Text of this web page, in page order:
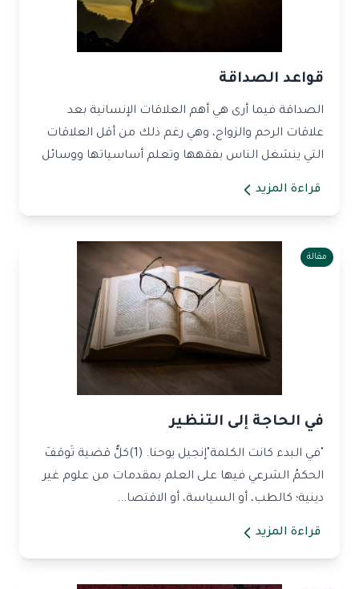
قواعد الصداقة
الصداقة فيما أرى هي أهم العلاقات الإنسانية بعد
علاقات الرحم والزواج، وهي رغم ذلك من أقل العلاقات
التي ينشغل الناس بفقهها وتعلم أساسياتها ووسائل
قراءة المزيد
مقالة
في الحاجة إلى التنظير
"في البدء كانت الكلمة"إنجيل يوحنا. (1)كلُّ قضية تَوقفَ
الحكمُ الشرعي فيها على العلم بمقدمات من علوم غير
دينية؛ كالطب، أو السياسة، أو الاقتصا...
قراءة المزيد